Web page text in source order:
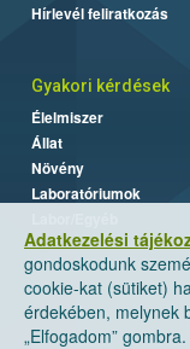
Adatkezelési
gondoskodunk
cookie-kat (sütiket)
érdekében, melynek
„Elfogadom” gombra.
Hírlevél feliratkozás
Gyakori kérdések
Élelmiszer
Állat
Növény
Laboratóriumok